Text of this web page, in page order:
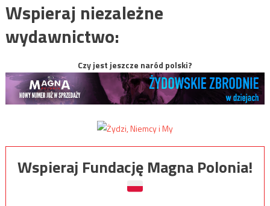
Wspieraj niezależne
wydawnictwo:
Czy jest jeszcze naród polski?
Wspieraj Fundację Magna Polonia!